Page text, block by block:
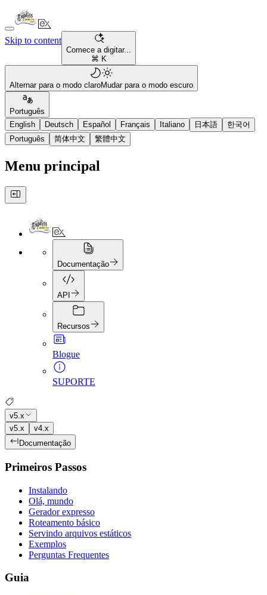
Skip to content
Comece a digitar...
⌘ K
Alternar para o modo claroMudar para o modo escuro
Português
English
Deutsch Español Français Italiano 日本語
한국어
Português
简体中文 繁體中文
Menu principal
Documentação
API
Recursos
Blogue
SUPORTE
v5.x
v5.x
v4.x
Documentação
Primeiros Passos
Instalando
Olá, mundo
Gerador expresso
Roteamento básico
Servindo arquivos estáticos
Exemplos
Perguntas Frequentes
Guia